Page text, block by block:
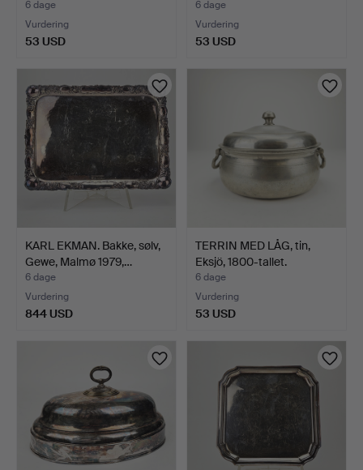
6 dage
Vurdering
53 USD
6 dage
Vurdering
53 USD
KARL EKMAN. Bakke, sølv,
Gewe, Malmø 1979,…
6 dage
Vurdering
844 USD
TERRIN MED LÅG, tin,
Eksjö, 1800-tallet.
6 dage
Vurdering
53 USD